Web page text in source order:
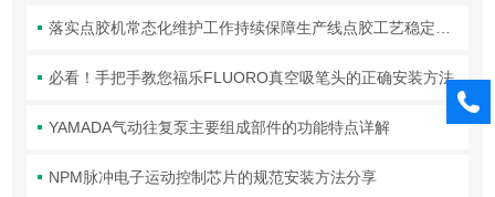
落实点胶机常态化维护工作持续保障生产线点胶工艺稳定合规
必看！手把手教您福乐FLUORO真空吸笔头的正确安装方法
YAMADA气动往复泵主要组成部件的功能特点详解
NPM脉冲电子运动控制芯片的规范安装方法分享